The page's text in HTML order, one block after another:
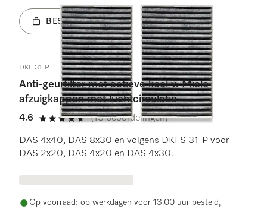
BESTEL NU
DKF 31-P
Anti-geurfilter met actieve kool v. Miele
afzuigkappen met luchtcirculatie
4.6
4.6 sterren op 5
(13 beoordelingen)
DAS 4x40, DAS 8x30 en volgens DKFS 31-P voor
DAS 2x20, DAS 4x20 en DAS 4x30.
Op voorraad: op werkdagen voor 13.00 uur besteld,